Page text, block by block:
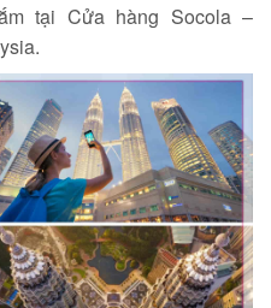
tại Cửa hàng Socola –